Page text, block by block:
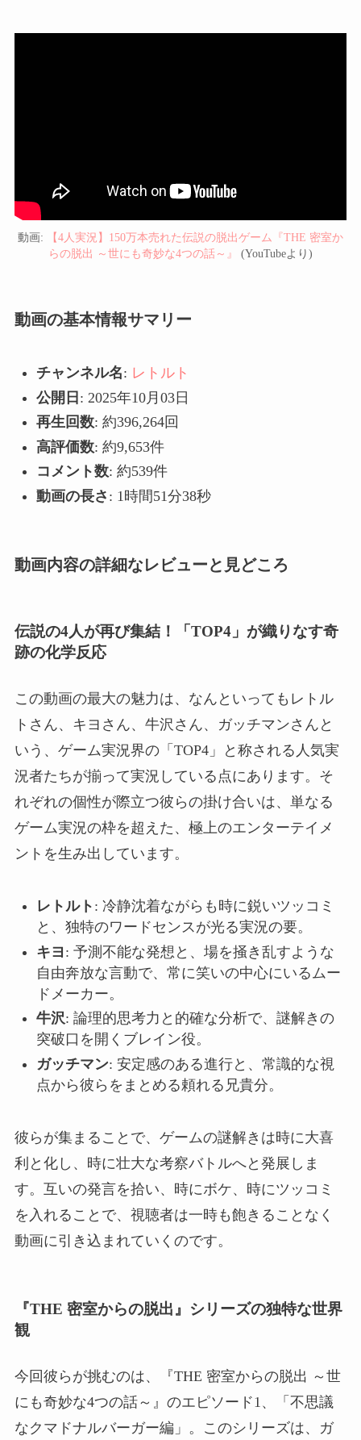
動画:
【4人実況】150万本売れた伝説の脱出ゲーム『THE 密室か
らの脱出 ～世にも奇妙な4つの話～』
(YouTubeより)
動画の基本情報サマリー
チャンネル名: レトルト
公開日 : 2025年10月03日
再生回数: 約396,264回
高評価数: 約9,653件
コメント数: 約539件
動画の長さ : 1時間51分38秒
動画内容の詳細なレビューと見どころ
伝説の4人が再び集結！「TOP4」が織りなす奇
跡の化学反応
この動画の最大の魅力は、なんといってもレトル
トさん、キヨさん、牛沢さん、ガッチマンさんと
いう、ゲーム実況界の「TOP4」と称される人気実
況者たちが揃って実況している点にあります。そ
れぞれの個性が際立つ彼らの掛け合いは、単なる
ゲーム実況の枠を超えた、極上のエンターテイメ
ントを生み出しています。
レトルト : 冷静沈着ながらも時に鋭いツッコミ
と、独特のワードセンスが光る実況の要。
キヨ : 予測不能な発想と、場を掻き乱すような
自由奔放な言動で、常に笑いの中心にいるムー
ドメーカー。
牛沢: 論理的思考力と的確な分析で、謎解きの
突破口を開くブレイン役。
ガッチマン: 安定感のある進行と、常識的な視
点から彼らをまとめる頼れる兄貴分。
彼らが集まることで、ゲームの謎解きは時に大喜
利と化し、時に壮大な考察バトルへと発展しま
す。互いの発言を拾い、時にボケ、時にツッコミ
を入れることで、視聴者は一時も飽きることなく
動画に引き込まれていくのです。
『THE 密室からの脱出』シリーズの独特な世界
観
今回彼らが挑むのは、『THE 密室からの脱出 ～世
にも奇妙な4つの話～』のエピソード1、「不思議
なクマドナルバーガー編」。このシリーズは、ガ